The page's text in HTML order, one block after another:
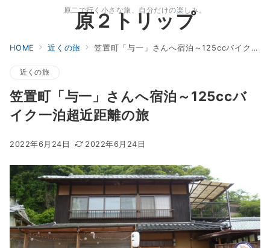
原二で行く小さな旅、自分だけの楽しみ。
原２トリップ
HOME 近くの旅 笠置町「与一」さんへ宿泊～125ccバイク一泊超近距離の旅
近くの旅
笠置町「与一」さんへ宿泊～125ccバ
イク一泊超近距離の旅
2022年6月24日 2022年6月24日